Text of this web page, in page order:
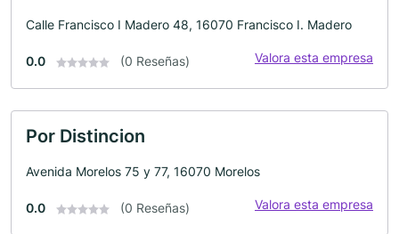
Calle Francisco I Madero 48, 16070 Francisco I. Madero
0.0 (0 Reseñas) Valora esta empresa
Por Distincion
Avenida Morelos 75 y 77, 16070 Morelos
0.0 (0 Reseñas) Valora esta empresa